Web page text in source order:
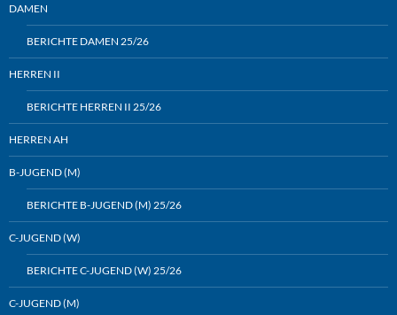
DAMEN
BERICHTE DAMEN 25/26
HERREN II
BERICHTE HERREN II 25/26
HERREN AH
B-JUGEND (M)
BERICHTE B-JUGEND (M) 25/26
C-JUGEND (W)
BERICHTE C-JUGEND (W) 25/26
C-JUGEND (M)